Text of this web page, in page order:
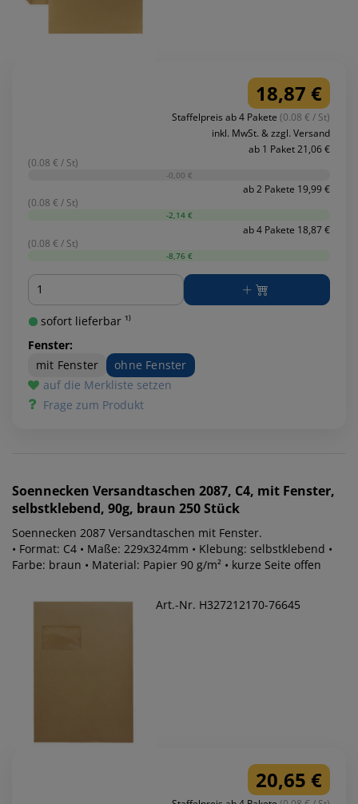
18,87 €
Staffelpreis ab 4 Pakete (0.08 € / St)
inkl. MwSt. & zzgl. Versand
ab 1 Paket 21,06 €
(0.08 € / St)
-0,00 €
ab 2 Pakete 19,99 €
(0.08 € / St)
-2,14 €
ab 4 Pakete 18,87 €
(0.08 € / St)
-8,76 €
Menge
sofort lieferbar ¹⁾
Fenster:
mit Fenster
ohne Fenster
auf die Merkliste setzen
Frage zum Produkt
Soennecken Versandtaschen 2087, C4, mit Fenster,
selbstklebend, 90g, braun 250 Stück
Soennecken 2087 Versandtaschen mit Fenster.
• Format: C4 • Maße: 229x324mm • Klebung: selbstklebend •
Farbe: braun • Material: Papier 90 g/m² • kurze Seite offen
Art.-Nr. H327212170-76645
20,65 €